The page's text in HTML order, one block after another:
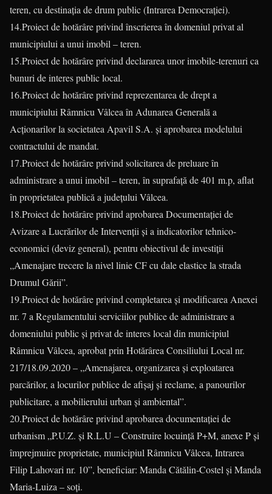
teren, cu destinația de drum public (Intrarea Democrației).
14.Proiect de hotărâre privind înscrierea în domeniul privat al
municipiului a unui imobil – teren.
15.Proiect de hotărâre privind declararea unor imobile-terenuri ca
bunuri de interes public local.
16.Proiect de hotărâre privind reprezentarea de drept a
municipiului Râmnicu Vâlcea în Adunarea Generală a
Acționarilor la societatea Apavil S.A. și aprobarea modelului
contractului de mandat.
17.Proiect de hotărâre privind solicitarea de preluare în
administrare a unui imobil – teren, în suprafață de 401 m.p, aflat
în proprietatea publică a județului Vâlcea.
18.Proiect de hotărâre privind aprobarea Documentației de
Avizare a Lucrărilor de Intervenții și a indicatorilor tehnico-
economici (deviz general), pentru obiectivul de investiții
„Amenajare trecere la nivel linie CF cu dale elastice la strada
Drumul Gării”.
19.Proiect de hotărâre privind completarea și modificarea Anexei
nr. 7 a Regulamentului serviciilor publice de administrare a
domeniului public și privat de interes local din municipiul
Râmnicu Vâlcea, aprobat prin Hotărârea Consiliului Local nr.
217/18.09.2020 – „Amenajarea, organizarea și exploatarea
parcărilor, a locurilor publice de afișaj și reclame, a panourilor
publicitare, a mobilierului urban și ambiental”.
20.Proiect de hotărâre privind aprobarea documentației de
urbanism „P.U.Z. și R.L.U – Construire locuință P+M, anexe P și
împrejmuire proprietate, municipiul Râmnicu Vâlcea, Intrarea
Filip Lahovari nr. 10”, beneficiar: Manda Cătălin-Costel și Manda
Maria-Luiza – soți.